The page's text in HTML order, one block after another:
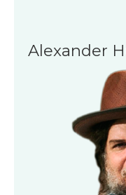
Alexander